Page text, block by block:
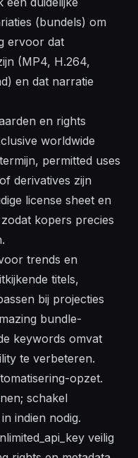
(bundels) om
ervoor dat
(MP4, H.264,
en dat narratie
en rights
worldwide
permitted uses
derivatives zijn
license sheet en
kopers precies
trends en
titels,
bij projecties
bundle-
keywords omvat
te verbeteren.
opzet.
schakel
indien nodig.
veilig